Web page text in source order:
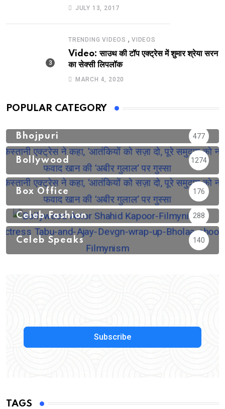
JULY 13, 2017
TRENDING VIDEOS , VIDEOS
Video: साउथ की टॉप एक्ट्रेस में शुमार श्रेया सरन
का सेक्सी लिपलॉक
MARCH 4, 2020
POPULAR CATEGORY
Bhojpuri 477
Bollywood 1274
Box Office 176
Celeb Fashion 288
Celeb Speaks 140
Subscribe
TAGS